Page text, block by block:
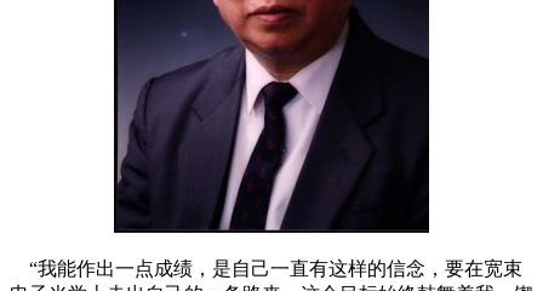
“我能作出一点成绩，是自己一直有这样的信念，要在宽束